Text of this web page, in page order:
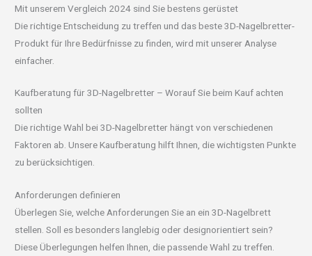
Mit unserem Vergleich 2024 sind Sie bestens gerüstet
Die richtige Entscheidung zu treffen und das beste 3D-Nagelbretter-
Produkt für Ihre Bedürfnisse zu finden, wird mit unserer Analyse
einfacher.
Kaufberatung für 3D-Nagelbretter – Worauf Sie beim Kauf achten
sollten
Die richtige Wahl bei 3D-Nagelbretter hängt von verschiedenen
Faktoren ab. Unsere Kaufberatung hilft Ihnen, die wichtigsten Punkte
zu berücksichtigen.
Anforderungen definieren
Überlegen Sie, welche Anforderungen Sie an ein 3D-Nagelbrett
stellen. Soll es besonders langlebig oder designorientiert sein?
Diese Überlegungen helfen Ihnen, die passende Wahl zu treffen.